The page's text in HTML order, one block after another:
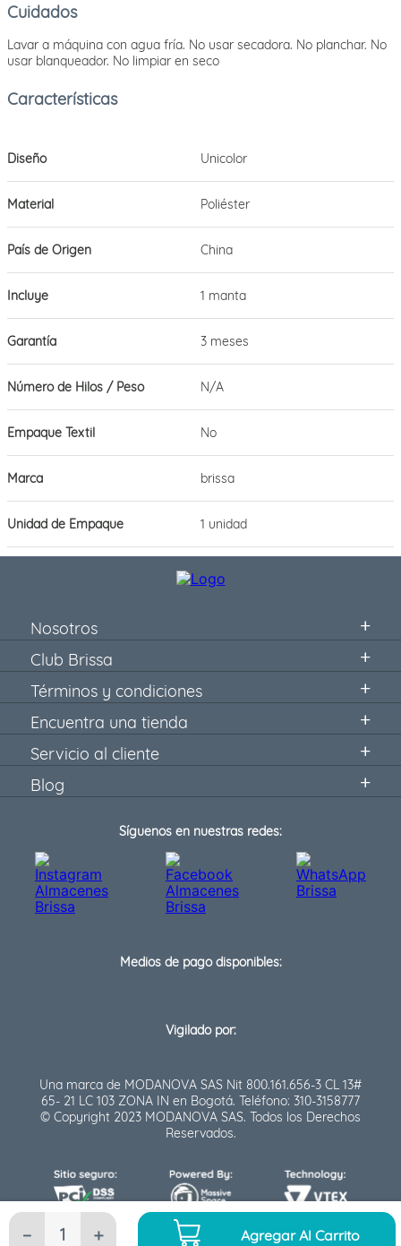
＋
－ Agregar Al Carrito
Cuidados
Lavar a máquina con agua fría. No usar secadora. No planchar. No
usar blanqueador. No limpiar en seco
Diseño Unicolor
Material Poliéster
País de Origen China
Incluye 1 manta
Garantía 3 meses
Número de Hilos / Peso N/A
Empaque Textil No
Marca brissa
Unidad de Empaque 1 unidad
Nosotros
Club Brissa
Términos y condiciones
Encuentra una tienda
Servicio al cliente
Blog
Síguenos en nuestras redes:
Medios de pago disponibles:
Vigilado por:
Una marca de MODANOVA SAS Nit 800.161.656-3 CL 13#
65- 21 LC 103 ZONA IN en Bogotá. Teléfono: 310-3158777
© Copyright 2023 MODANOVA SAS. Todos los Derechos
Reservados.